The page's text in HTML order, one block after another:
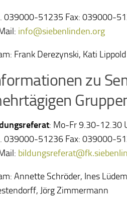
039000-51235 Fax: 039000-
info@siebenlinden.org
Frank Derezynski, Kati Lippold
zu
: Mo-Fr 9.30-12.30
039000-51236 Fax: 039000-
Annette Schröder, Ines
Jörg Zimmermann